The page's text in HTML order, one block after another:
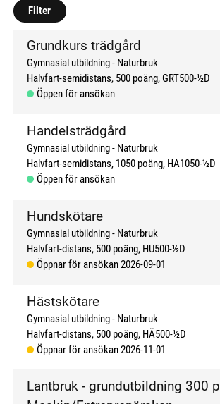
don't click me
Filter
Grundkurs trädgård
Gymnasial utbildning
Naturbruk
Halvfart-semidistans 500 poäng GRT500-½D
Öppen för ansökan
Handelsträdgård
Gymnasial utbildning
Naturbruk
Halvfart-semidistans 1050 poäng HA1050-½D
Öppen för ansökan
Hundskötare
Gymnasial utbildning
Naturbruk
Halvfart-distans 500 poäng HU500-½D
Öppnar för ansökan 2026-09-01
Hästskötare
Gymnasial utbildning
Naturbruk
Halvfart-distans 500 poäng HÄ500-½D
Öppnar för ansökan 2026-11-01
Lantbruk - grundutbildning 300 p